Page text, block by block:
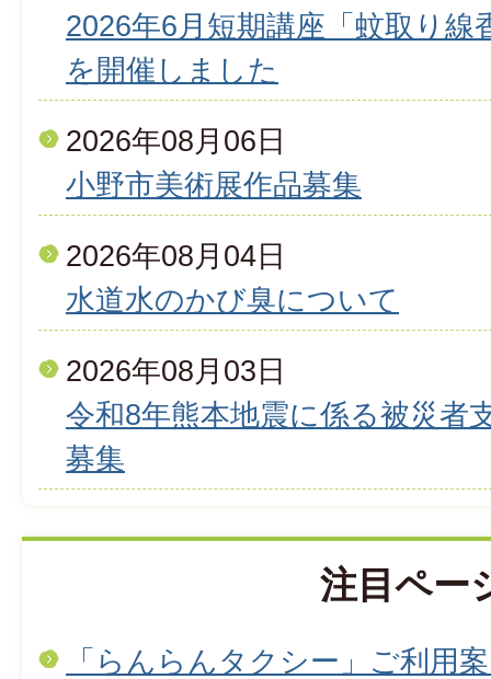
2026年6月短期講座「蚊取り
を開催しました
2026年08月06日
小野市美術展作品募集
2026年08月04日
水道水のかび臭について
2026年08月03日
令和8年熊本地震に係る被災者
募集
注目ペー
「らんらんタクシー」ご利用